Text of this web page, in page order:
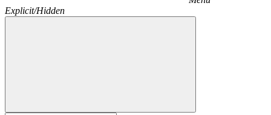
Explicit/Hidden